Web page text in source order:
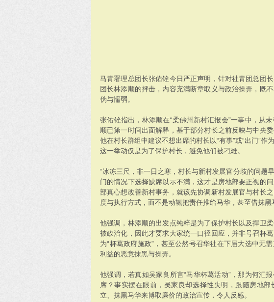
马青署理总团长张佑铨今日严正声明，针对社青团总团
团长林添顺的抨击，内容充满断章取义与政治操弄，既
伪与懦弱。
张佑铨指出，林添顺在“柔佛州新村汇报会”一事中，从
顺已第一时间出面解释，基于部分村长之前反映与中央
他在村长群组中建议不想出席的村长以“有事”或“出门”作
这一举动仅是为了保护村长，避免他们被刁难。
“冰冻三尺，非一日之寒，村长与新村发展官分歧的问题
门的情况下选择缺席以示不满，这才是房地部要正视的
部真心想改善新村事务，就该先协调新村发展官与村长
度与执行方式，而不是动辄把责任推给马华，甚至借抹黑
他强调，林添顺的出发点纯粹是为了保护村长以及捍卫
被政治化，因此才要求大家统一口径回应，并非号召杯
为“杯葛政府施政”，甚至公然号召华社在下届大选中无
利益的恶意抹黑与操弄。
他强调，若真如吴家良所言“马华杯葛活动”，那为何汇
席？事实摆在眼前，吴家良却选择性失明，跟随房地
立、抹黑马华来博取廉价的政治宣传，令人反感。